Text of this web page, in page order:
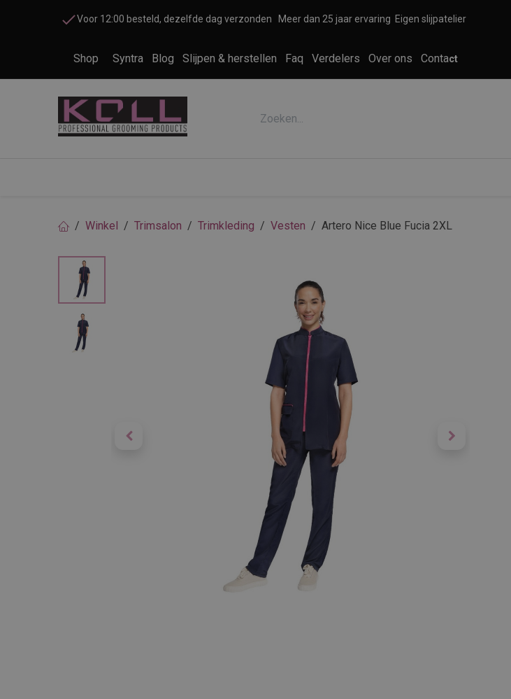
Voor 12:00 besteld, dezelfde dag verzonden Meer dan 25 jaar ervaring Eigen slijpatelier
Shop Syntra Blog Slijpen & herstellen Faq Verdelers Over ons Contact
Winkel Trimsalon Trimkleding Vesten Artero Nice Blue Fucia 2XL